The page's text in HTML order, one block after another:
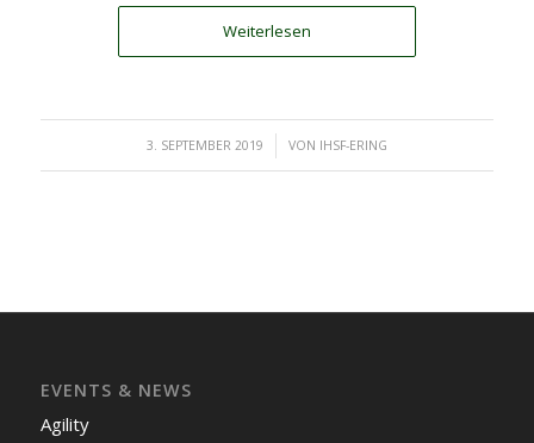
Weiterlesen
3. SEPTEMBER 2019
/ VON IHSF-ERING
EVENTS & NEWS
Agility